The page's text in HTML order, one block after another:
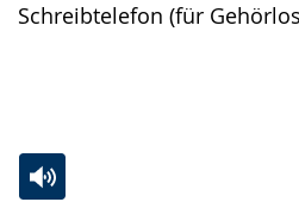
Schreibtelefon (für